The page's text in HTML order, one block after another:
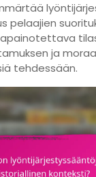
pelaajien
ja
tehdessään.